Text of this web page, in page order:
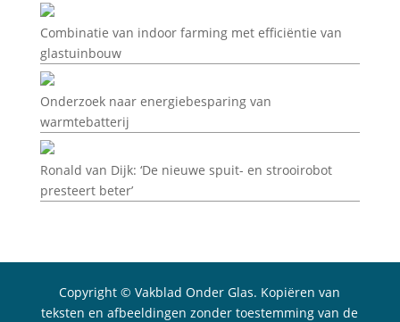
Combinatie van indoor farming met efficiëntie van
glastuinbouw
Onderzoek naar energiebesparing van
warmtebatterij
Ronald van Dijk: ‘De nieuwe spuit- en strooirobot
presteert beter’
Copyright © Vakblad Onder Glas. Kopiëren van
teksten en afbeeldingen zonder toestemming van de